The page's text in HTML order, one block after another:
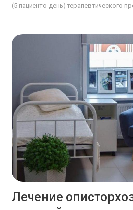
(5 пациенто-день) терапевтического
Лечение